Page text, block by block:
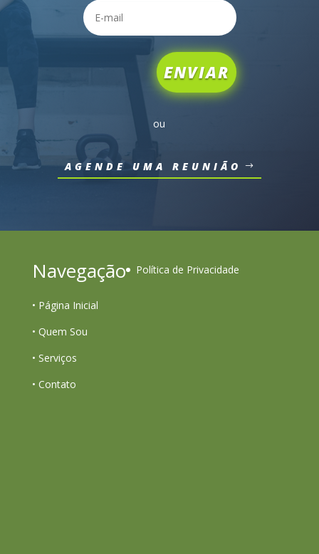
ENVIAR
ou
AGENDE UMA REUNIÃO
Navegação
• Página Inicial
• Quem Sou
• Serviços
• Contato
Política de Privacidade